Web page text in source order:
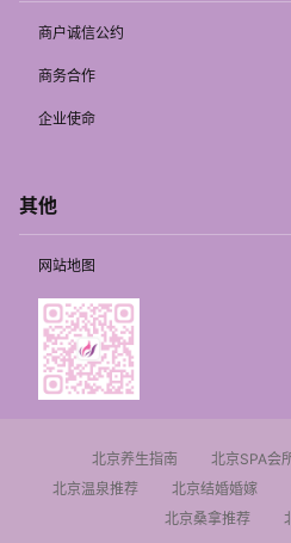
商户诚信公约
商务合作
企业使命
其他
网站地图
北京养生指南 北京SPA会
北京温泉推荐
北京结婚婚嫁
北京桑拿推荐